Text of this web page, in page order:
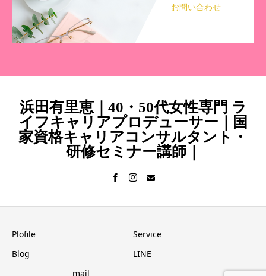
お問い合わせ
浜田有里恵｜40・50代女性専門 ラ
イフキャリアプロデューサー｜国
家資格キャリアコンサルタント・
研修セミナー講師｜
Plofile
Service
Blog
LINE
mail